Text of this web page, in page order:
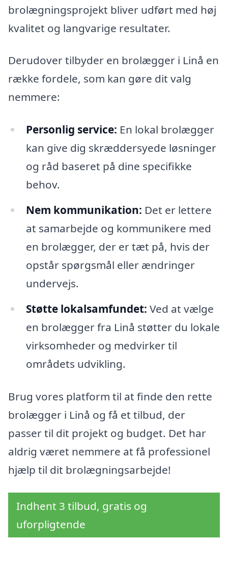
brolægningsprojekt bliver udført med høj
kvalitet og langvarige resultater.
Derudover tilbyder en brolægger i Linå en
række fordele, som kan gøre dit valg
nemmere:
Personlig service: En lokal brolægger
kan give dig skræddersyede løsninger
og råd baseret på dine specifikke
behov.
Nem kommunikation: Det er lettere
at samarbejde og kommunikere med
en brolægger, der er tæt på, hvis der
opstår spørgsmål eller ændringer
undervejs.
Støtte lokalsamfundet: Ved at vælge
en brolægger fra Linå støtter du lokale
virksomheder og medvirker til
områdets udvikling.
Brug vores platform til at finde den rette
brolægger i Linå og få et tilbud, der
passer til dit projekt og budget. Det har
aldrig været nemmere at få professionel
hjælp til dit brolægningsarbejde!
Indhent 3 tilbud, gratis og
uforpligtende